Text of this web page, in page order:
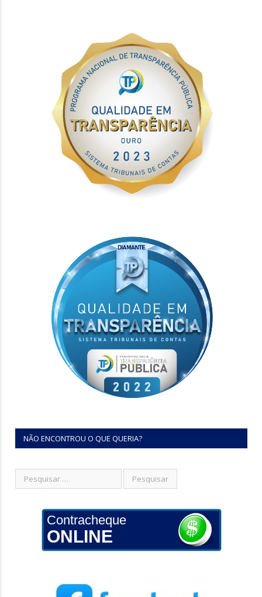
NÃO ENCONTROU O QUE QUERIA?
Contracheque
ONLINE